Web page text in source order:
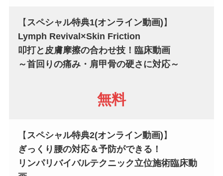
【 スペシャル特典1(オンライン動画) 】
Lymph Revival×Skin Friction
叩打と皮膚摩擦の合わせ技！臨床動画
～首回りの痛み・肩甲骨の硬さに対応～
無料
【 スペシャル特典2(オンライン動画) 】
ぎっくり腰の対応＆予防ができる！
リンパリバイバルテクニック立位施術臨床動